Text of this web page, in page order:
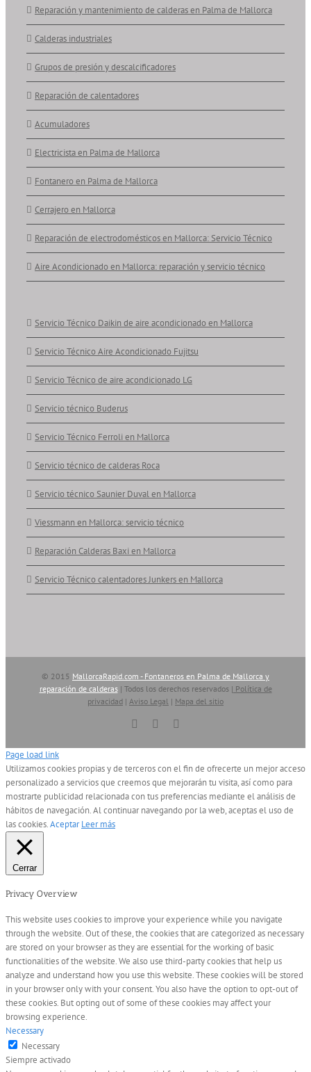
Reparación y mantenimiento de calderas en Palma de Mallorca
Calderas industriales
Grupos de presión y descalcificadores
Reparación de calentadores
Acumuladores
Electricista en Palma de Mallorca
Fontanero en Palma de Mallorca
Cerrajero en Mallorca
Reparación de electrodomésticos en Mallorca: Servicio Técnico
Aire Acondicionado en Mallorca: reparación y servicio técnico
Servicio Técnico Daikin de aire acondicionado en Mallorca
Servicio Técnico Aire Acondicionado Fujitsu
Servicio Técnico de aire acondicionado LG
Servicio técnico Buderus
Servicio Técnico Ferroli en Mallorca
Servicio técnico de calderas Roca
Servicio técnico Saunier Duval en Mallorca
Viessmann en Mallorca: servicio técnico
Reparación Calderas Baxi en Mallorca
Servicio Técnico calentadores Junkers en Mallorca
© 2015 MallorcaRapid.com - Fontaneros en Palma de Mallorca y
reparación de calderas| Todos los derechos reservados | Política de
privacidad | Aviso Legal | Mapa del sitio
Vimeo YouTube
Page load link
Utilizamos cookies propias y de terceros con el fin de ofrecerte un mejor acceso
personalizado a servicios que creemos que mejorarán tu visita, así como para
mostrarte publicidad relacionada con tus preferencias mediante el análisis de
hábitos de navegación. Al continuar navegando por la web, aceptas el uso de
las cookies.Aceptar Leer más
Cerrar
Privacy Overview
This website uses cookies to improve your experience while you navigate
through the website. Out of these, the cookies that are categorized as necessary
are stored on your browser as they are essential for the working of basic
functionalities of the website. We also use third-party cookies that help us
analyze and understand how you use this website. These cookies will be stored
in your browser only with your consent. You also have the option to opt-out of
these cookies. But opting out of some of these cookies may affect your
browsing experience.
Necessary
Necessary
Siempre activado